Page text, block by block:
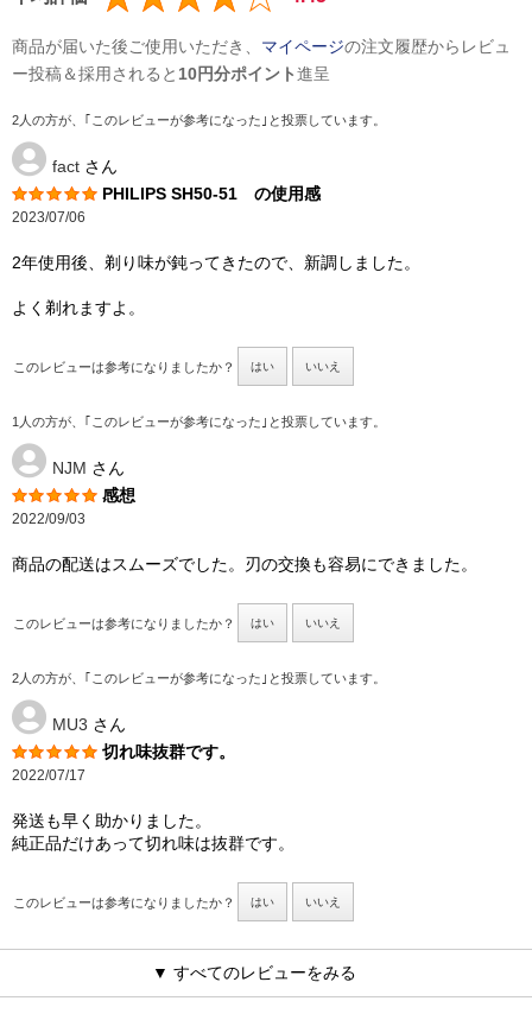
商品が届いた後ご使用いただき、 マイページの注文履歴からレビュ
ー投稿＆採用されると 10円分ポイント進呈
2人の方が、｢このレビューが参考になった｣と投票しています。
fact さん
PHILIPS SH50-51 の使用感
2023/07/06
2年使用後、剃り味が鈍ってきたので、新調しました。
よく剃れますよ。
このレビューは参考になりましたか？ はい いいえ
1人の方が、｢このレビューが参考になった｣と投票しています。
NJM さん
感想
2022/09/03
商品の配送はスムーズでした。刃の交換も容易にできました。
このレビューは参考になりましたか？ はい いいえ
2人の方が、｢このレビューが参考になった｣と投票しています。
MU3 さん
切れ味抜群です。
2022/07/17
発送も早く助かりました。
純正品だけあって切れ味は抜群です。
このレビューは参考になりましたか？ はい いいえ
▼ すべてのレビューをみる